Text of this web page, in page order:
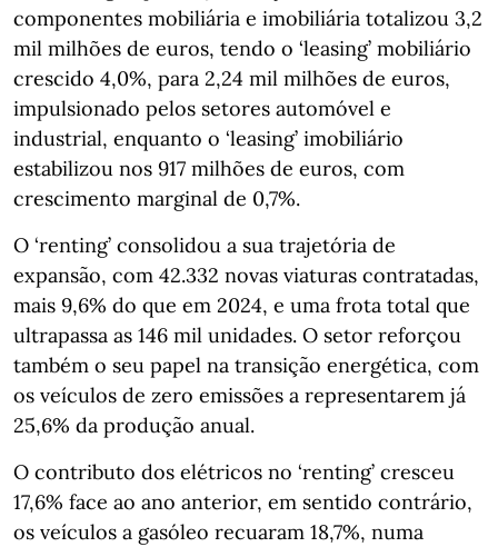
componentes mobiliária e imobiliária totalizou 3,2
mil milhões de euros, tendo o ‘leasing’ mobiliário
crescido 4,0%, para 2,24 mil milhões de euros,
impulsionado pelos setores automóvel e
industrial, enquanto o ‘leasing’ imobiliário
estabilizou nos 917 milhões de euros, com
crescimento marginal de 0,7%.
O ‘renting’ consolidou a sua trajetória de
expansão, com 42.332 novas viaturas contratadas,
mais 9,6% do que em 2024, e uma frota total que
ultrapassa as 146 mil unidades. O setor reforçou
também o seu papel na transição energética, com
os veículos de zero emissões a representarem já
25,6% da produção anual.
O contributo dos elétricos no ‘renting’ cresceu
17,6% face ao ano anterior, em sentido contrário,
os veículos a gasóleo recuaram 18,7%, numa